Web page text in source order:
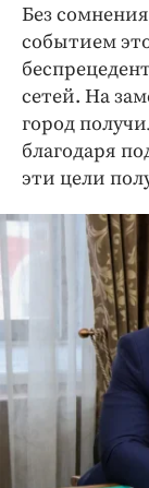
Без
событием
сетей. На
город
благодаря
эти цели